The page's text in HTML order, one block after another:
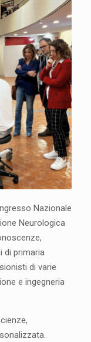
Nazionale
Neurologica
di primaria
di varie
e ingegneria